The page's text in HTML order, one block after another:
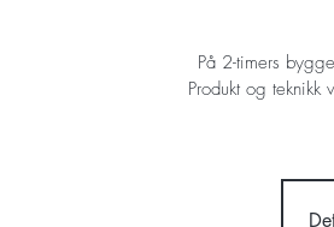
På 2-timers
Produkt og